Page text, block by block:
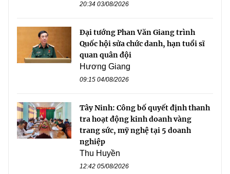
20:34 03/08/2026
Đại tướng Phan Văn Giang trình
Quốc hội sửa chức danh, hạn tuổi sĩ
quan quân đội
Hương Giang
09:15 04/08/2026
Tây Ninh: Công bố quyết định thanh
tra hoạt động kinh doanh vàng
trang sức, mỹ nghệ tại 5 doanh
nghiệp
Thu Huyền
12:42 05/08/2026